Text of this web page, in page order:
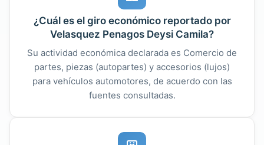
¿Cuál es el giro económico reportado por
Velasquez Penagos Deysi Camila?
Su actividad económica declarada es Comercio de
partes, piezas (autopartes) y accesorios (lujos)
para vehículos automotores, de acuerdo con las
fuentes consultadas.